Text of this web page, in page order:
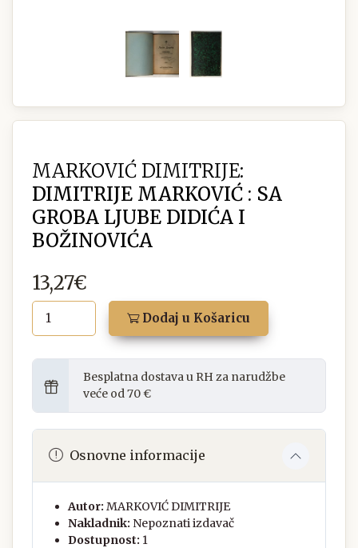
MARKOVIĆ DIMITRIJE:
DIMITRIJE MARKOVIĆ : SA
GROBA LJUBE DIDIĆA I
BOŽINOVIĆA
13,27€
Dodaj u Košaricu
Besplatna dostava u RH za narudžbe
veće od 70 €
Osnovne informacije
Autor: MARKOVIĆ DIMITRIJE
Nakladnik: Nepoznati izdavač
Dostupnost: 1